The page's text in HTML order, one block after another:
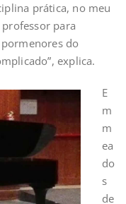
prática, no meu
para
do
explica.
E
m
m
ea
do
s
de